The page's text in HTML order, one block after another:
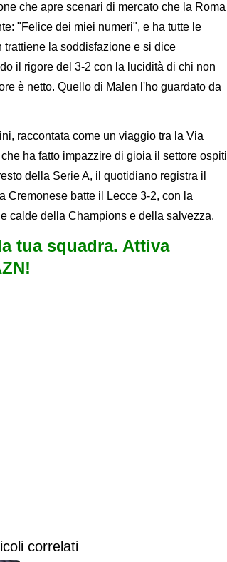
che apre scenari di mercato che la Roma
"Felice dei miei numeri", e ha tutte le
trattiene la soddisfazione e si dice
il rigore del 3-2 con la lucidità di chi non
è netto. Quello di Malen l'ho guardato da
raccontata come un viaggio tra la Via
ha fatto impazzire di gioia il settore ospiti
della Serie A, il quotidiano registra il
Cremonese batte il Lecce 3-2, con la
calde della Champions e della salvezza.
tua squadra. Attiva
correlati